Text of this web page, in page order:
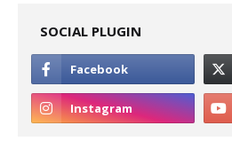
SOCIAL PLUGIN